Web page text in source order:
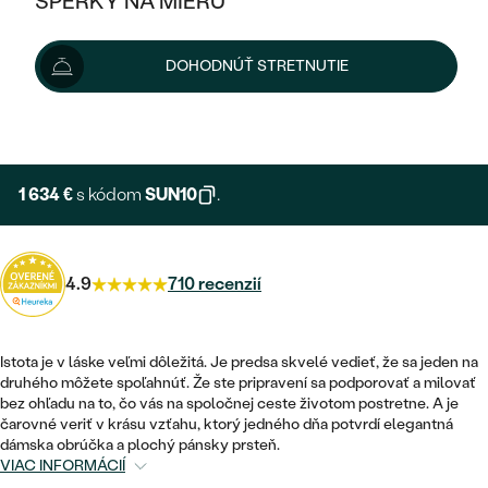
KOMBINOVANÉ ZLATO
PODĽA ŠTÝLU
BEZ KAMEŇA
VYKROJENÉ
NETRADIČNÉ
TEPANÉ
POSTRANNÉ DRAHOKAMY
HALO
VINTAGE
OBRÚČOK
NETRADIČNÉ
ZOSTAVTE SI PRSTEŇ
ZAČAŤ S PRSTEŇOM
VÝPREDAJ
ŠPERKY ČO POMÁHAJÚ
PODĽA TYPU
PRSTENE
PRÍVESKY
NÁRAMKY
SETY
PÁNSKE ŠPERKY
PLATINOVÉ
NAPICHOVACIE
MINIMALISTICKÉ
SOLITÉR
V TVARE SRDCA
ZLATÉ
STRIEBORNÉ
SOLITÉR
NARODENIE DIEŤAŤA
PERSONALIZOVANÉ
SO ZNAMENÍM ZVEROKRUHU
MINIMALISTICKÉ
VÝPREDAJ
ZLATÉ
PLATINOVÉ
ETERNITY
MINIMALISTICKÉ
DOHODNÚŤ STRETNUTIE
1 815 €
Možnosti doručenia
1 634 €s kódom SUN10 .
4.9 710 recenzií
Istota je v láske veľmi dôležitá. Je predsa skvelé vedieť, že sa jeden na
druhého môžete spoľahnúť. Že ste pripravení sa podporovať a milovať
bez ohľadu na to, čo vás na spoločnej ceste životom postretne. A je
čarovné veriť v krásu vzťahu, ktorý jedného dňa potvrdí elegantná
dámska obrúčka a plochý pánsky prsteň.
VIAC INFORMÁCIÍ